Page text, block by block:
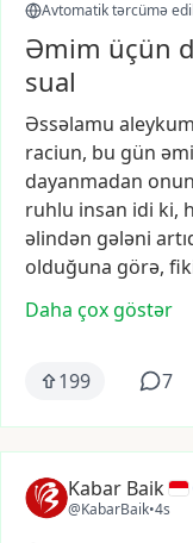
Avtomatik tərcümə
Əmim üçün
sual
Əssəlamu
raciun, bu gün
dayanmadan onun
ruhlu insan idi ki,
əlindən gələni
olduğuna görə,
Daha çox göstər
199 7
Kabar Baik
@KabarBaik•4s